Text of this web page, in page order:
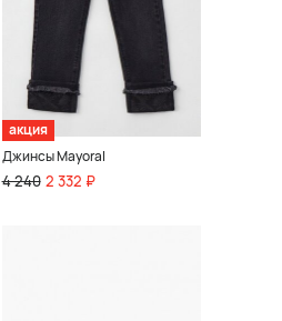
акция
Джинсы Mayoral
4 240 2 332 ₽